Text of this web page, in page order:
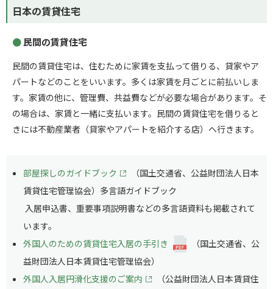
日本の賃貸住宅
民間の賃貸住宅
民間の賃貸住宅は、住むために家賃を支払って借りる、貸家やア
パートなどのことをいいます。多くは家賃を月ごとに前払いしま
す。家賃の他に、管理費、共益費などが必要な場合があります。そ
の場合は、家賃と一緒に支払います。民間の賃貸住宅を借りると
きには不動産業者（貸家やアパートを紹介する店）へ行きます。
部屋探しのガイドブック
（国土交通省、公益財団法人日本
賃貸住宅管理協会）多言語ガイドブック
入居申込書、重要事項説明書などの多言語資料も掲載されて
います。
外国人のための賃貸住宅入居の手引き
（国土交通省、公
益財団法人日本賃貸住宅管理協会）
外国人入居円滑化支援のご案内
（公益財団法人日本賃貸住